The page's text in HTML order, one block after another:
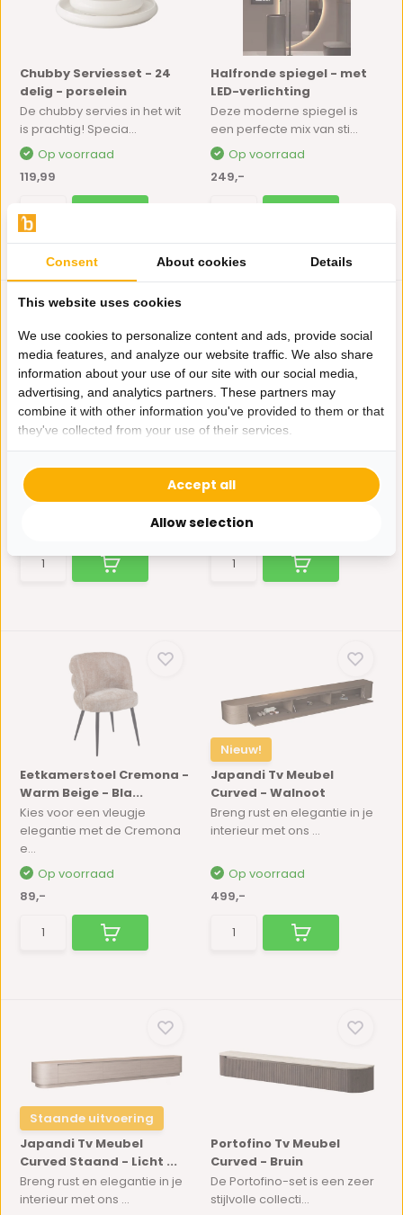
Chubby Serviesset - 24
delig - porselein
De chubby servies in het wit
is prachtig! Specia...
Op voorraad
119,99
Halfronde spiegel - met
LED-verlichting
Deze moderne spiegel is
een perfecte mix van sti...
Op voorraad
249,-
Nieuwe design
Boogspiegel Livia
Walnoot - 100 x 180 c...
interieur met deze ha...
Niet op voorraad
Staande uitvoering
Japandi Tv Meubel
interieur met ons ...
Op voorraad
549,-
Eetkamerstoel Cremona -
Warm Beige - Bla...
Kies voor een vleugje
elegantie met de Cremona
e...
Op voorraad
89,-
Nieuw!
Japandi Tv Meubel
Curved - Walnoot
Breng rust en elegantie in je
interieur met ons ...
Op voorraad
499,-
Staande uitvoering
Japandi Tv Meubel
Curved Staand - Licht ...
Breng rust en elegantie in je
interieur met ons ...
Portofino Tv Meubel
Curved - Bruin
De Portofino-set is een zeer
stijlvolle collecti...
Consent About cookies Details
This website uses cookies
We use cookies to personalize content and ads, provide social
media features, and analyze our website traffic. We also share
information about your use of our site with our social media,
advertising, and analytics partners. These partners may
combine it with other information you've provided to them or that
they've collected from your use of their services.
Allow selection
Accept all